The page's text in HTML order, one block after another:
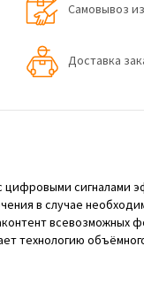
Самовывоз
Доставка
сигналами
в случае
технологию